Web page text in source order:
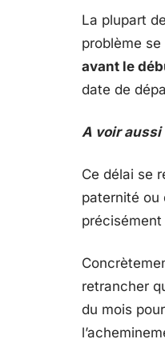
La plupart
problème
avant le
date de
A voir aussi
Ce délai se
paternité ou
retrancher
du mois